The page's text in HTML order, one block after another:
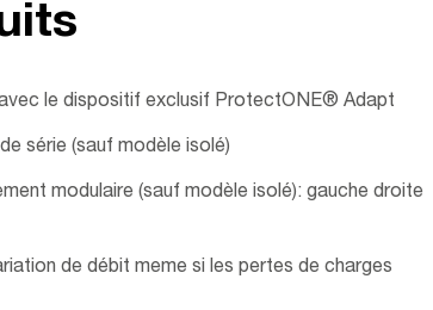
le dispositif exclusif ProtectONE® Adapt
série (sauf modèle isolé)
modulaire (sauf modèle isolé): gauche droite
de débit meme si les pertes de charges